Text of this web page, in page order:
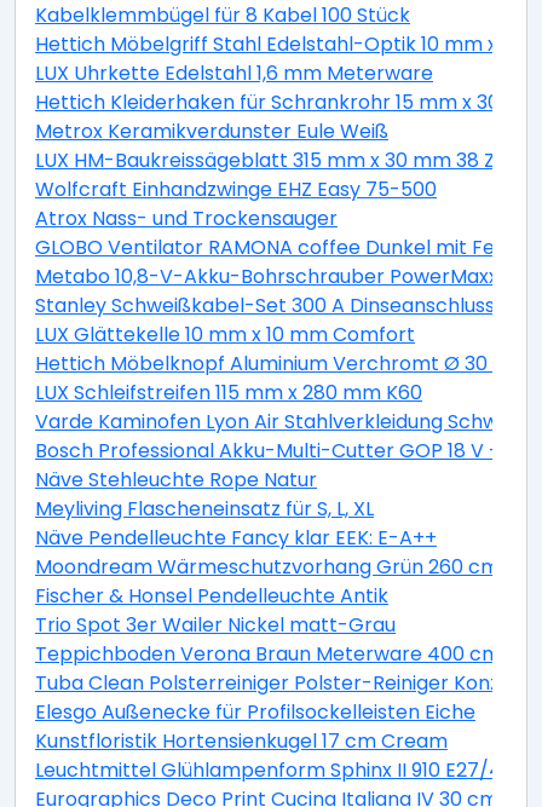
Kabelklemmbügel für 8 Kabel 100 Stück
Hettich Möbelgriff Stahl Edelstahl-Optik 10 mm x 149
LUX Uhrkette Edelstahl 1,6 mm Meterware
Hettich Kleiderhaken für Schrankrohr 15 mm x 30
Metrox Keramikverdunster Eule Weiß
LUX HM-Baukreissägeblatt 315 mm x 30 mm 38 Z
Wolfcraft Einhandzwinge EHZ Easy 75-500
Atrox Nass- und Trockensauger
GLOBO Ventilator RAMONA coffee Dunkel mit
Metabo 10,8-V-Akku-Bohrschrauber PowerMaxx BS
Stanley Schweißkabel-Set 300 A Dinseanschluss 10/
LUX Glättekelle 10 mm x 10 mm Comfort
Hettich Möbelknopf Aluminium Verchromt Ø 30 mm
LUX Schleifstreifen 115 mm x 280 mm K60
Varde Kaminofen Lyon Air Stahlverkleidung Schwarz
Bosch Professional Akku-Multi-Cutter GOP 18 V - 28
Näve Stehleuchte Rope Natur
Meyliving Flascheneinsatz für S, L, XL
Näve Pendelleuchte Fancy klar EEK: E-A++
Moondream Wärmeschutzvorhang Grün 260 cm x
Fischer & Honsel Pendelleuchte Antik
Trio Spot 3er Wailer Nickel matt-Grau
Teppichboden Verona Braun Meterware 400 cm
Tuba Clean Polsterreiniger Polster-Reiniger
Elesgo Außenecke für Profilsockelleisten Eiche
Kunstfloristik Hortensienkugel 17 cm Cream
Leuchtmittel Glühlampenform Sphinx II 910 E27/40 W
Eurographics Deco Print Cucina Italiana IV 30 cm x